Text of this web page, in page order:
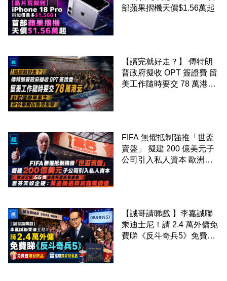
部蘋果摺機天價$1.56萬起
【讀完就好走？】 傳特朗
普政府擬收 OPT 簽證費 留
美工作隨時要交 78 萬港元
FIFA 無懼抵制強推「世盃
賣盤」 擬建 200 億美元子
公司引入私人資本 歐洲足
【誠哥請睇戲 】李嘉誠聯
乘迪士尼！請 2.4 萬外傭免
費睇《反斗奇兵5》免費包